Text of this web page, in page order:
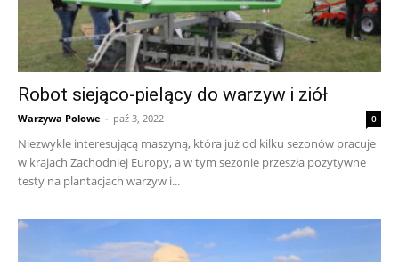
Robot siejąco-pielący do warzyw i ziół
Warzywa Polowe - paź 3, 2022 0
Niezwykle interesującą maszyną, która już od kilku sezonów pracuje
w krajach Zachodniej Europy, a w tym sezonie przeszła pozytywne
testy na plantacjach warzyw i...